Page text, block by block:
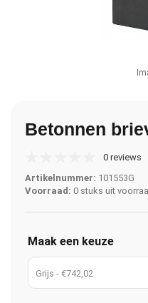
Betonnen
0 reviews
Artikelnummer: 101553G
Voorraad: 0 stuks uit
Maak een keuze
Grijs - €742,02